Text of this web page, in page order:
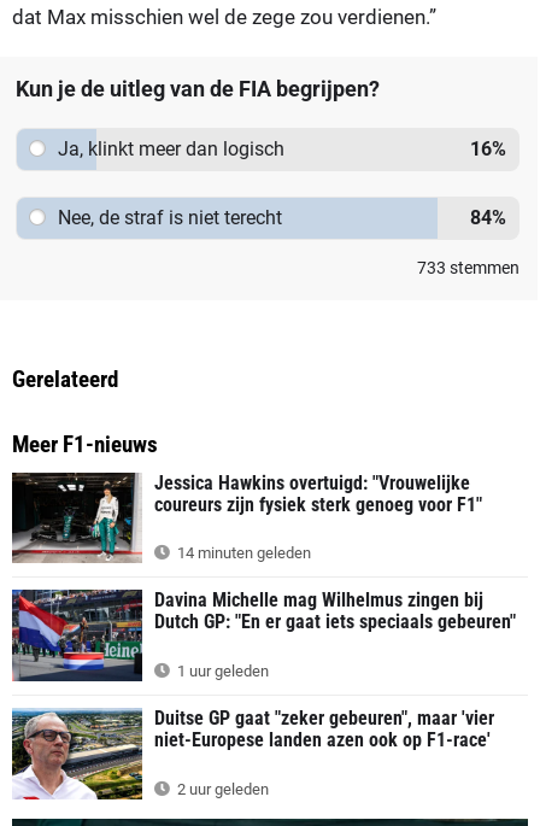
dat Max misschien wel de zege zou verdienen.”
Kun je de uitleg van de FIA begrijpen?
Ja, klinkt meer dan logisch 16%
Nee, de straf is niet terecht 84%
733 stemmen
Gerelateerd
Meer F1-nieuws
Jessica Hawkins overtuigd: "Vrouwelijke
coureurs zijn fysiek sterk genoeg voor F1"
14 minuten geleden
Davina Michelle mag Wilhelmus zingen bij
Dutch GP: "En er gaat iets speciaals gebeuren"
1 uur geleden
Duitse GP gaat "zeker gebeuren", maar 'vier
niet-Europese landen azen ook op F1-race'
2 uur geleden